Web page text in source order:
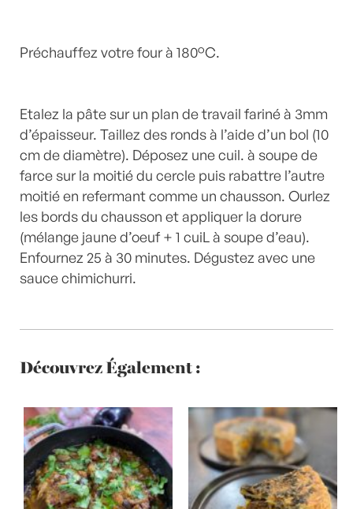
Préchauffez votre four à 180°C.
Etalez la pâte sur un plan de travail fariné à 3mm
d’épaisseur. Taillez des ronds à l’aide d’un bol (10
cm de diamètre). Déposez une cuil. à soupe de
farce sur la moitié du cercle puis rabattre l’autre
moitié en refermant comme un chausson. Ourlez
les bords du chausson et appliquer la dorure
(mélange jaune d’oeuf + 1 cuiL à soupe d’eau).
Enfournez 25 à 30 minutes. Dégustez avec une
sauce chimichurri.
Découvrez Également :